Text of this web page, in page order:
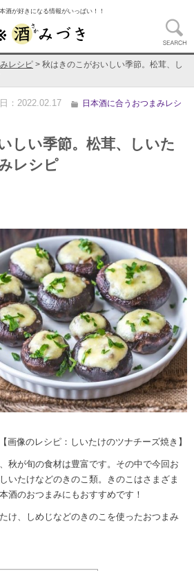
酒が好きになる情報がいっぱい！！
レシピ > 秋はきのこがおいしい季節。松茸、し
： 2022.02.17
日本酒に合うおつまみレシ
しい季節。松茸、しいた
レシピ
【画像のレシピ：しいたけのツナチーズ焼き】
秋が旬の食材は豊富です。その中で今回お
いたけなどのきのこ類。きのこはさまざま
酒のおつまみにもおすすめです！
け、しめじなどのきのこを使ったおつまみ